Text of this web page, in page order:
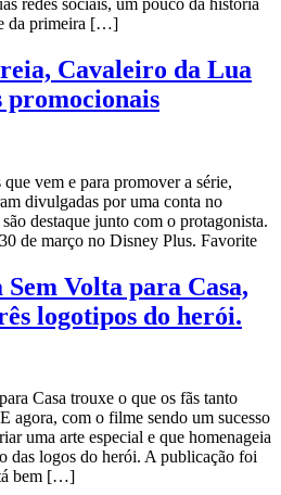
da primeira […]
Cavaleiro da Lua
promocionais
vem e para promover a série,
divulgadas por uma conta no
destaque junto com o protagonista.
de março no Disney Plus. Favorite
Volta para Casa,
logotipos do herói.
Casa trouxe o que os fãs tanto
agora, com o filme sendo um sucesso
uma arte especial e que homenageia
das logos do herói. A publicação foi
bem […]